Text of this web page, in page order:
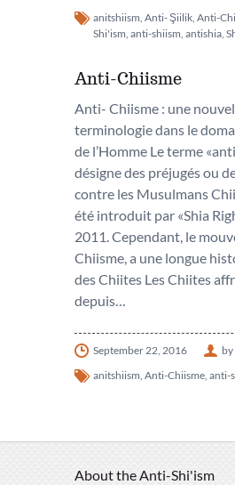
anitshiism, Anti- Şiilik, Anti-
Shi'ism, anti-shiism, antishia,
Anti-Chiisme
Anti- Chiisme : une
terminologie dans le
de l’Homme Le terme
désigne des préjugés ou
contre les Musulmans
été introduit par «Shia
2011. Cependant, le
Chiisme, a une longue
des Chiites Les Chiites
depuis…
September 22, 2016
anitshiism, Anti-Chiisme, anti-
About the Anti-Shi'ism